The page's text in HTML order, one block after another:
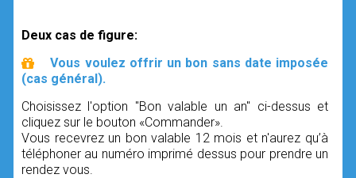
Deux cas de figure:
Vous voulez offrir un bon sans date imposée
(cas général).
Choisissez l'option "Bon valable un an" ci-dessus et
cliquez sur le bouton «Commander».
Vous recevrez un bon valable 12 mois et n'aurez qu’à
téléphoner au numéro imprimé dessus pour prendre un
rendez vous.